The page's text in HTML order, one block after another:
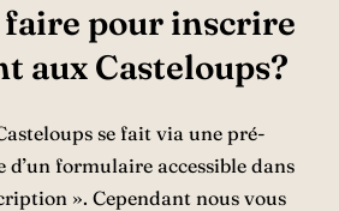
pour inscrire
aux Casteloups?
se fait via une pré-
d’un formulaire accessible dans
». Cependant nous vous